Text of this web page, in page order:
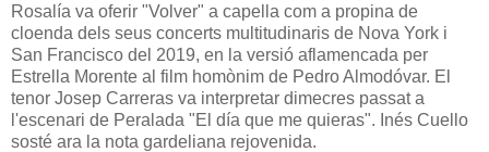
Rosalía va oferir "Volver" a capella com a propina de
cloenda dels seus concerts multitudinaris de Nova York i
San Francisco del 2019, en la versió aflamencada per
Estrella Morente al film homònim de Pedro Almodóvar. El
tenor Josep Carreras va interpretar dimecres passat a
l'escenari de Peralada "El día que me quieras". Inés Cuello
sosté ara la nota gardeliana rejovenida.